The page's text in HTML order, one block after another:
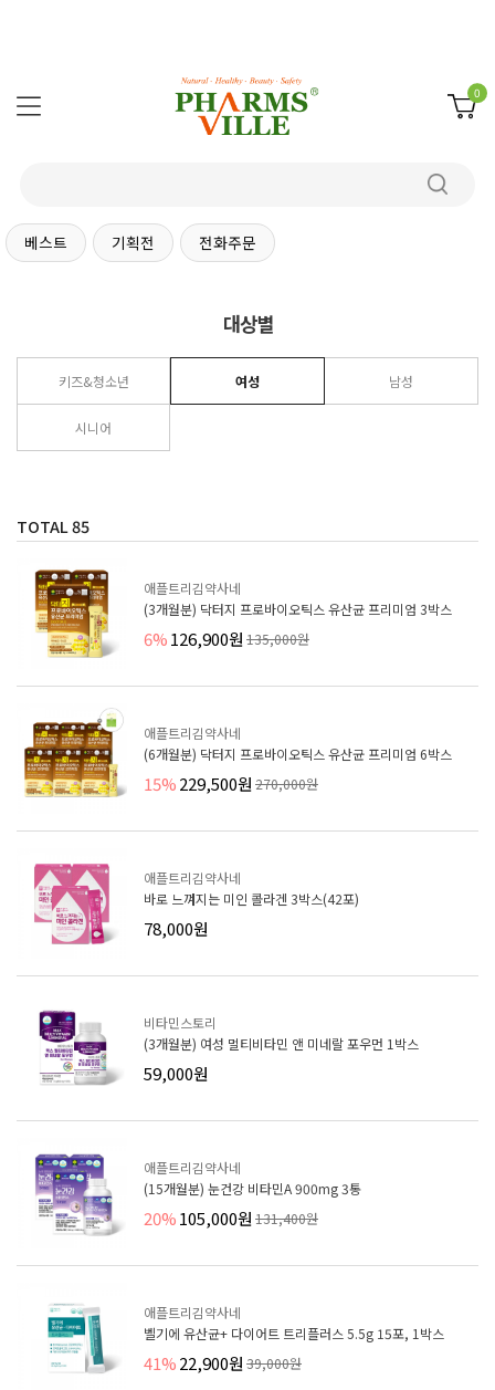
0
베스트 기획전 전화주문
대상별
키즈&청소년 여성 남성
시니어
TOTAL85
애플트리김약사네
(3개월분) 닥터지 프로바이오틱스 유산균 프리미엄 3박스
6%126,900원 135,000원
애플트리김약사네
(6개월분) 닥터지 프로바이오틱스 유산균 프리미엄 6박스
15%229,500원 270,000원
애플트리김약사네
바로 느껴지는 미인 콜라겐 3박스(42포)
78,000원
비타민스토리
(3개월분) 여성 멀티비타민 앤 미네랄 포우먼 1박스
59,000원
애플트리김약사네
(15개월분) 눈건강 비타민A 900mg 3통
20%105,000원 131,400원
애플트리김약사네
벨기에 유산균+ 다이어트 트리플러스 5.5g 15포, 1박스
41%22,900원 39,000원